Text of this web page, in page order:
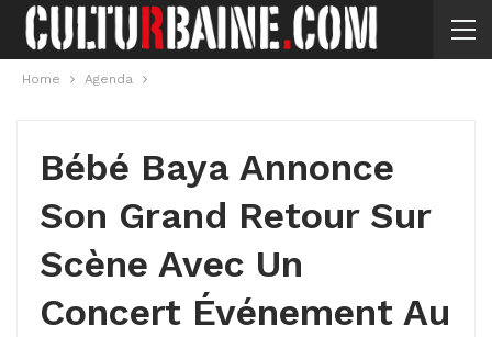
Home Agenda
Bébé Baya Annonce
Son Grand Retour Sur
Scène Avec Un
Concert Événement Au